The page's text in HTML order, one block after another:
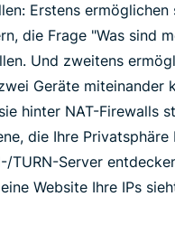
Erstens ermöglichen
die Frage "Was sind
Und zweitens
Geräte miteinander
hinter NAT-Firewalls
die Ihre
TURN-Server
Website Ihre IPs